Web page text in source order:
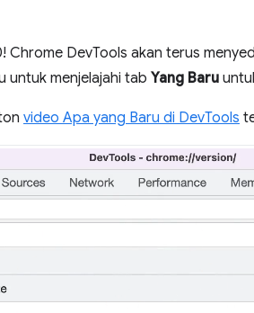
Chrome DevTools akan terus
untuk menjelajahi tab Yang Baru
video Apa yang Baru di DevTools